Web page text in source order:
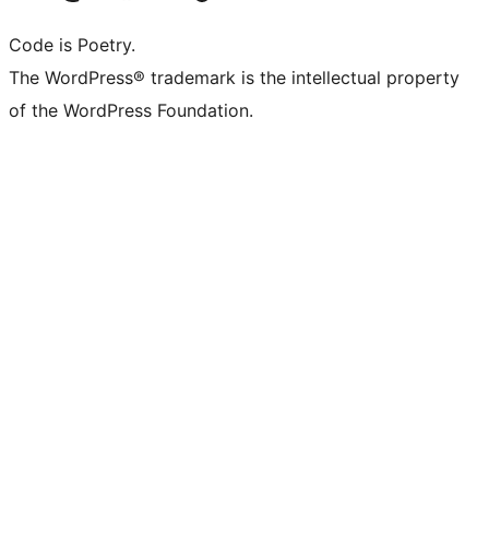
Code is Poetry.
The WordPress® trademark is the intellectual property
of the WordPress Foundation.